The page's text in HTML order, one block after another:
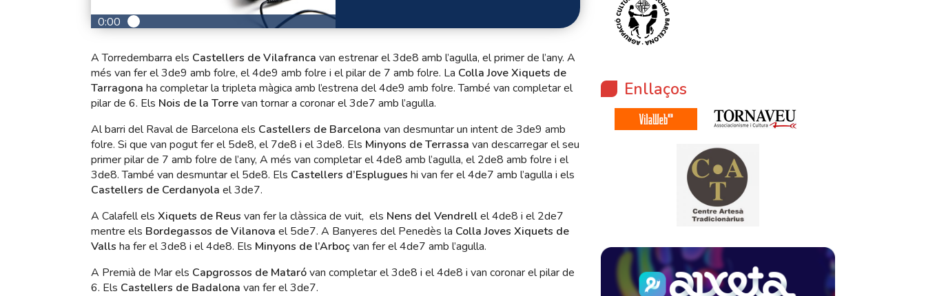
0:00
A Torredembarra els Castellers de Vilafranca van estrenar el 3de8 amb l’agulla, el primer de l’any. A
més van fer el 3de9 amb folre, el 4de9 amb folre i el pilar de 7 amb folre. La Colla Jove Xiquets de
Tarragona ha completar la tripleta màgica amb l’estrena del 4de9 amb folre. També van completar el
pilar de 6. Els Nois de la Torrevan tornar a coronar el 3de7 amb l’agulla.
Al barri del Raval de Barcelona els Castellers de Barcelona van desmuntar un intent de 3de9 amb
folre. Si que van pogut fer el 5de8, el 7de8 i el 3de8. Els Minyons de Terrassa van descarregar el seu
primer pilar de 7 amb folre de l’any, A més van completar el 4de8 amb l’agulla, el 2de8 amb folre i el
3de8. També van desmuntar el 5de8. Els Castellers d’Esplugues hi van fer el 4de7 amb l’agulla i els
Castellers de Cerdanyola el 3de7.
A Calafell els Xiquets de Reus van fer la clàssica de vuit, els Nens del Vendrellel 4de8 i el 2de7
mentre els Bordegassos de Vilanova el 5de7. A Banyeres del Penedès la Colla Joves Xiquets de
Valls ha fer el 3de8 i el 4de8. Els Minyons de l’Arboçvan fer el 4de7 amb l’agulla.
A Premià de Mar els Capgrossos de Mataróvan completar el 3de8 i el 4de8 i van coronar el pilar de
6. Els Castellers de Badalona van fer el 3de7.
Enllaços